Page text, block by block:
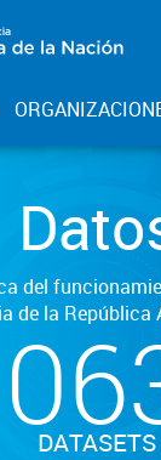
del
de la República
DATASETS